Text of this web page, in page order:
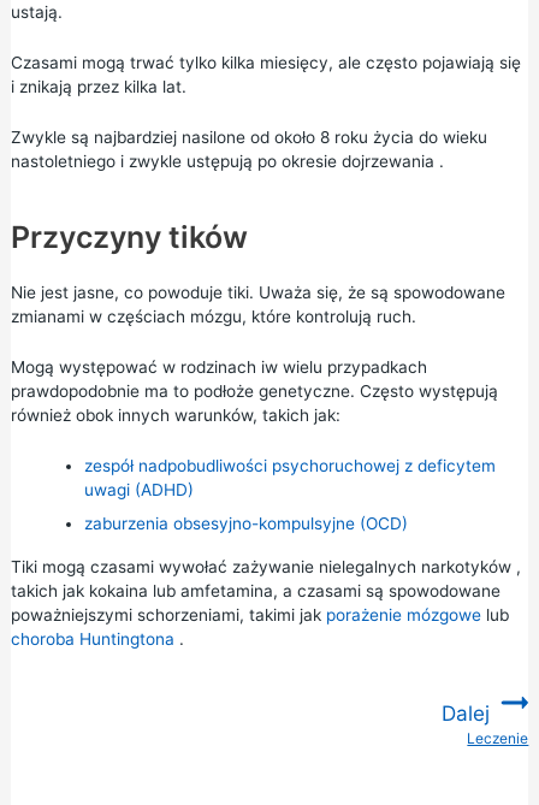
ustają.
Czasami mogą trwać tylko kilka miesięcy, ale często pojawiają się
i znikają przez kilka lat.
Zwykle są najbardziej nasilone od około 8 roku życia do wieku
nastoletniego i zwykle ustępują po okresie dojrzewania .
Przyczyny tików
Nie jest jasne, co powoduje tiki. Uważa się, że są spowodowane
zmianami w częściach mózgu, które kontrolują ruch.
Mogą występować w rodzinach iw wielu przypadkach
prawdopodobnie ma to podłoże genetyczne. Często występują
również obok innych warunków, takich jak:
zespół nadpobudliwości psychoruchowej z deficytem
uwagi (ADHD)
zaburzenia obsesyjno-kompulsyjne (OCD)
Tiki mogą czasami wywołać zażywanie nielegalnych narkotyków,
takich jak kokaina lub amfetamina, a czasami są spowodowane
poważniejszymi schorzeniami, takimi jak porażenie mózgowelub
choroba Huntingtona .
Dalej
Leczenie